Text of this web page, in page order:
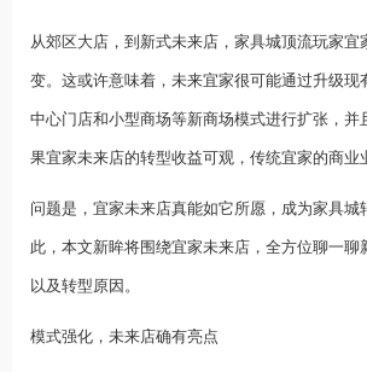
从郊区大店，到新式未来店，家具城顶流玩家宜
变。这或许意味着，未来宜家很可能通过升级现
中心门店和小型商场等新商场模式进行扩张，并
果宜家未来店的转型收益可观，传统宜家的商业
问题是，宜家未来店真能如它所愿，成为家具城
此，本文新眸将围绕宜家未来店，全方位聊一聊
以及转型原因。
模式强化，未来店确有亮点